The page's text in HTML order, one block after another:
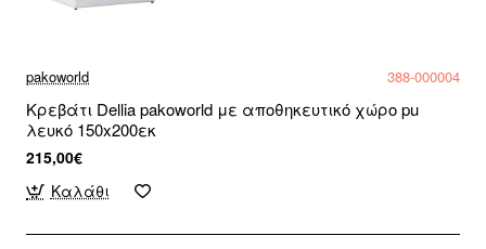
pakoworld 388-000004
Κρεβάτι Dellia pakoworld με αποθηκευτικό χώρο pu
λευκό 150x200εκ
215,00€
Καλάθι